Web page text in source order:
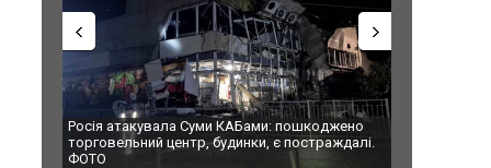
Росія атакувала Суми КАБами: пошкоджено
торговельний центр, будинки, є постраждалі.
ФОТО